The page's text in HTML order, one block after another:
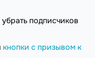
подписчиков
кнопки с призывом к